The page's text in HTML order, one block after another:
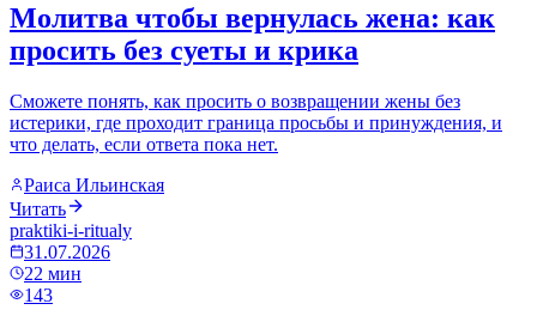
Молитва чтобы вернулась жена: как
просить без суеты и крика
Сможете понять, как просить о возвращении жены без
истерики, где проходит граница просьбы и принуждения, и
что делать, если ответа пока нет.
Раиса Ильинская
Читать
praktiki-i-ritualy
31.07.2026
22 мин
143